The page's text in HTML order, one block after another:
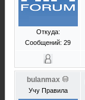
Откуда:
Сообщений: 29
bulanmax
Учу Правила